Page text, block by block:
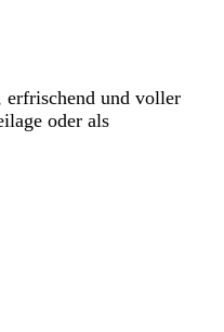
erfrischend und voller
oder als